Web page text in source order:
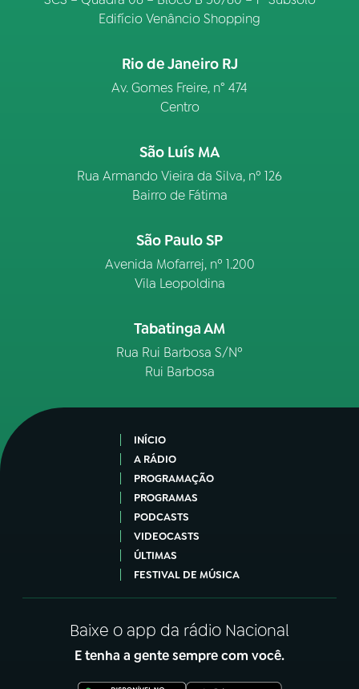
Edifício Venâncio Shopping
Rio de Janeiro RJ
Av. Gomes Freire, n° 474
Centro
São Luís MA
Rua Armando Vieira da Silva, nº 126
Bairro de Fátima
São Paulo SP
Avenida Mofarrej, nº 1.200
Vila Leopoldina
Tabatinga AM
Rua Rui Barbosa S/Nº
Rui Barbosa
INÍCIO
A RÁDIO
PROGRAMAÇÃO
PROGRAMAS
PODCASTS
VIDEOCASTS
ÚLTIMAS
FESTIVAL DE MÚSICA
Baixe o app da rádio Nacional
E tenha a gente sempre com você.